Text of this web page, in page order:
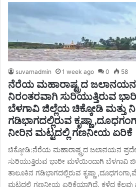
suvarnadmin 1 week ago 0 58
ನೆರೆಯ ಮಹಾರಾಷ್ಟ್ರದ ಜಲಾನಯನ
ನಿರಂತರವಾಗಿ ಸುರಿಯುತ್ತಿರುವ
ಬೆಳಗಾವಿ ಜಿಲ್ಲೆಯ ಚಿಕ್ಕೋಡಿ ಮತ್ತು
ಗಡಿಭಾಗದಲ್ಲಿರುವ ಕೃಷ್ಣಾ
ನೀರಿನ ಮಟ್ಟದಲ್ಲಿ ಗಣನೀಯ ಏರಿಕೆ
ಚಿಕ್ಕೋಡಿ:ನೆರೆಯ ಮಹಾರಾಷ್ಟ್ರದ ಜಲಾನಯನ
ಸುರಿಯುತ್ತಿರುವ ಭಾರೀ ಮಳೆಯಿಂದಾಗಿ ಬೆಳಗಾವಿ
ತಾಲೂಕಿನ ಗಡಿಭಾಗದಲ್ಲಿರುವ ಕೃಷ್ಣಾ
ಮಟ್ಟದಲ್ಲಿ ಗಣನೀಯ ಏರಿಕೆಯಾಗಿದೆ. ಕಳೆದ ಕೆಲವು